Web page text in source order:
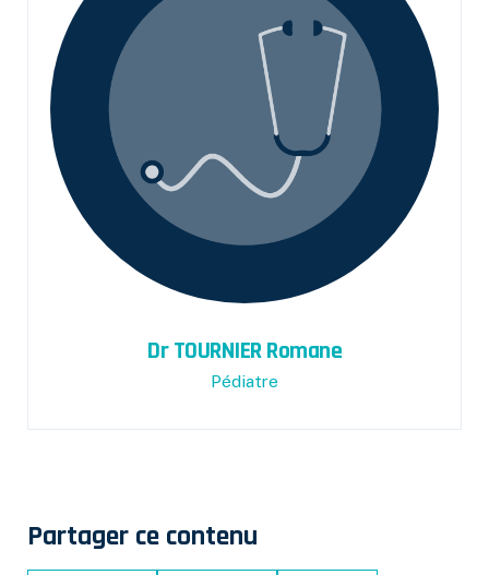
Dr TOURNIER Romane
Pédiatre
Partager ce contenu